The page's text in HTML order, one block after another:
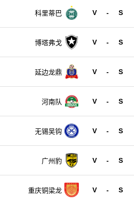
科里蒂巴 V - S
博塔弗戈 V - S
延边龙鼎 V - S
河南队 V - S
无锡吴钩 V - S
广州豹 V - S
重庆铜梁龙 V - S